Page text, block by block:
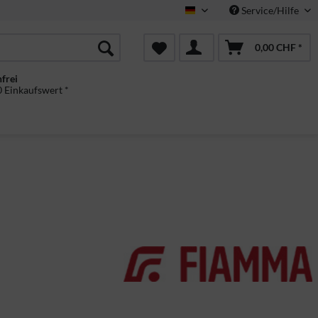
Deutsch Service/Hilfe
0,00 CHF *
Einkaufswert *